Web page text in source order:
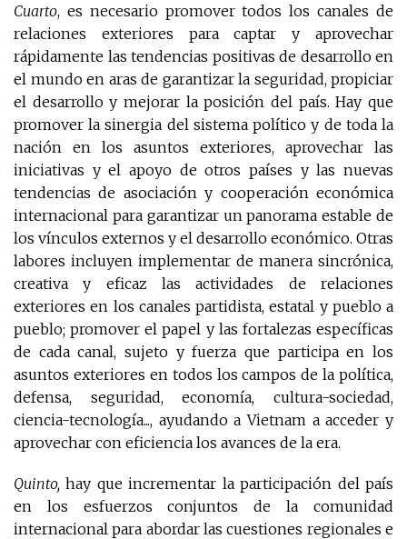
Cuarto, es necesario promover todos los canales de
relaciones exteriores para captar y aprovechar
rápidamente las tendencias positivas de desarrollo en
el mundo en aras de garantizar la seguridad, propiciar
el desarrollo y mejorar la posición del país. Hay que
promover la sinergia del sistema político y de toda la
nación en los asuntos exteriores, aprovechar las
iniciativas y el apoyo de otros países y las nuevas
tendencias de asociación y cooperación económica
internacional para garantizar un panorama estable de
los vínculos externos y el desarrollo económico. Otras
labores incluyen implementar de manera sincrónica,
creativa y eficaz las actividades de relaciones
exteriores en los canales partidista, estatal y pueblo a
pueblo; promover el papel y las fortalezas específicas
de cada canal, sujeto y fuerza que participa en los
asuntos exteriores en todos los campos de la política,
defensa, seguridad, economía, cultura-sociedad,
ciencia-tecnología..., ayudando a Vietnam a acceder y
aprovechar con eficiencia los avances de la era.
Quinto,hay que incrementar la participación del país
en los esfuerzos conjuntos de la comunidad
internacional para abordar las cuestiones regionales e